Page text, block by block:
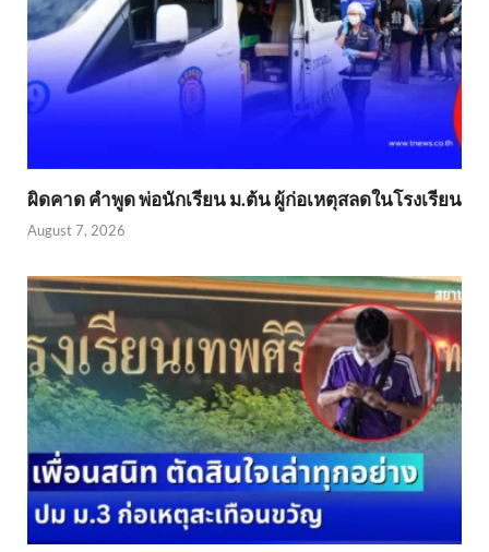
ผิดคาด คำพูด พ่อนักเรียน ม.ต้น ผู้ก่อเหตุสลดในโรงเรียน
August 7, 2026